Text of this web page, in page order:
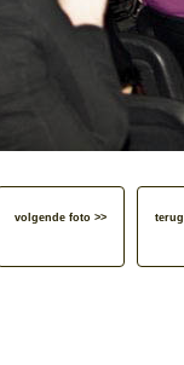
volgende foto >> terug